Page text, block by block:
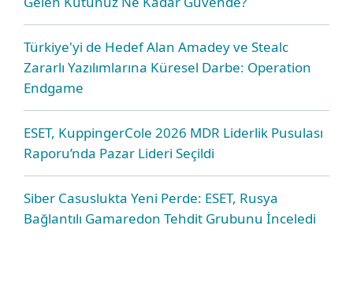
Türkiye'yi de Hedef Alan Amadey ve Stealc
Zararlı Yazılımlarına Küresel Darbe: Operation
Endgame
ESET, KuppingerCole 2026 MDR Liderlik Pusulası
Raporu’nda Pazar Lideri Seçildi
Siber Casuslukta Yeni Perde: ESET, Rusya
Bağlantılı Gamaredon Tehdit Grubunu İnceledi